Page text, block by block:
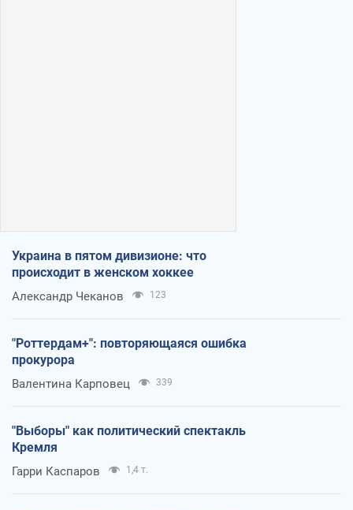
Украина в пятом дивизионе: что
происходит в женском хоккее
Александр Чеканов 123
"Роттердам+": повторяющаяся ошибка
прокурора
Валентина Карповец 339
"Выборы" как политический спектакль
Кремля
Гарри Каспаров 1,4 т.